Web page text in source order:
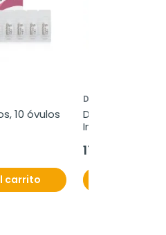
10 óvulos
carrito
DONNAPLUS
Donnaplus
Inmuno, 14
17,95 €